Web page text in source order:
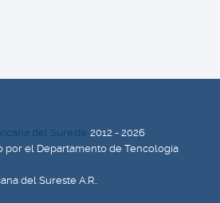
del Sureste 2012 - 2026
por el Departamento de Tencología
del Sureste A.R..